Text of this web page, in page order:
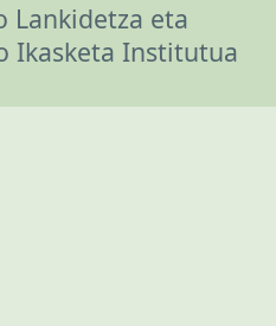
Lankidetza eta
Ikasketa Institutua